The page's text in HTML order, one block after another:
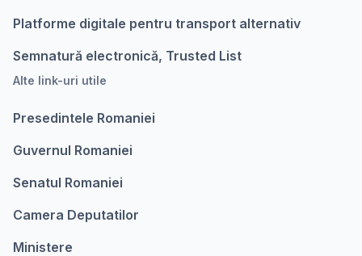
Platforme digitale pentru transport alternativ
Semnatură electronică, Trusted List
Alte link-uri utile
Presedintele Romaniei
Guvernul Romaniei
Senatul Romaniei
Camera Deputatilor
Ministere